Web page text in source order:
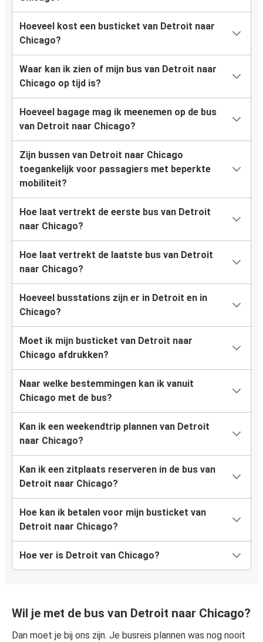
Hoeveel kost een busticket van Detroit naar
Chicago?
Waar kan ik zien of mijn bus van Detroit naar
Chicago op tijd is?
Hoeveel bagage mag ik meenemen op de bus
van Detroit naar Chicago?
Zijn bussen van Detroit naar Chicago
toegankelijk voor passagiers met beperkte
mobiliteit?
Hoe laat vertrekt de eerste bus van Detroit
naar Chicago?
Hoe laat vertrekt de laatste bus van Detroit
naar Chicago?
Hoeveel busstations zijn er in Detroit en in
Chicago?
Moet ik mijn busticket van Detroit naar
Chicago afdrukken?
Naar welke bestemmingen kan ik vanuit
Chicago met de bus?
Kan ik een weekendtrip plannen van Detroit
naar Chicago?
Kan ik een zitplaats reserveren in de bus van
Detroit naar Chicago?
Hoe kan ik betalen voor mijn busticket van
Detroit naar Chicago?
Hoe ver is Detroit van Chicago?
Wil je met de bus van Detroit naar Chicago?
Dan moet je bij ons zijn. Je busreis plannen was nog nooit